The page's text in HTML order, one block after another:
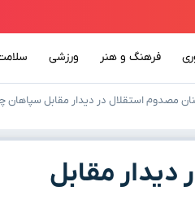
فرهنگ و هنر ورزشی
مصدوم استقلال در دیدار مقابل سپاهان
مقابل